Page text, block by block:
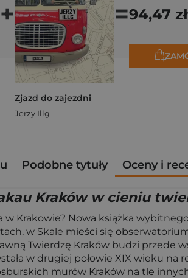
+
Zjazd do zajezdni
Jerzy Illg
=94,47 zł
Podobne tytuły Oceny i
Kraków w cieniu
Krakowie? Nowa książka
w Skale mieści się
Twierdzę Kraków budzi przede
w drugiej połowie XIX wieku na
murów Kraków na tle